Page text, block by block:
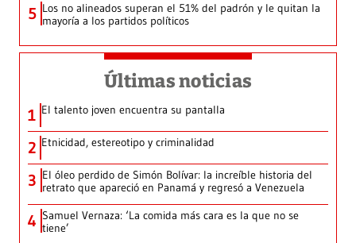
5 Los no alineados superan el 51% del padrón y le quitan la
mayoría a los partidos políticos
Últimas noticias
1 El talento joven encuentra su pantalla​
2 Etnicidad, estereotipo y criminalidad
3 El óleo perdido de Simón Bolívar: la increíble historia del
retrato que apareció en Panamá y regresó a Venezuela
4 Samuel Vernaza: ‘La comida más cara es la que no se
tiene’